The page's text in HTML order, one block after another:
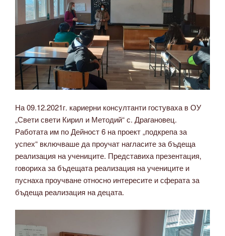
На 09.12.2021г. кариерни консултанти гостуваха в ОУ
„Свети свети Кирил и Методий“ с. Драгановец.
Работата им по Дейност 6 на проект „подкрепа за
успех“ включваше да проучат нагласите за бъдеща
реализация на учениците. Представиха презентация,
говориха за бъдещата реализация на учениците и
пуснаха проучване относно интересите и сферата за
бъдеща реализация на децата.